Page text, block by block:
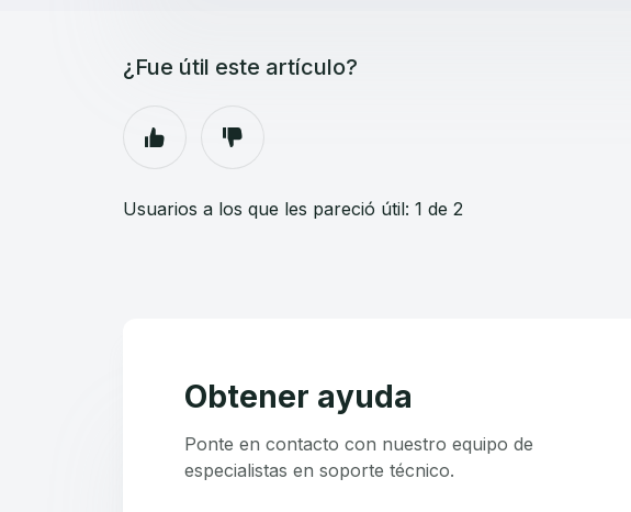
¿Fue útil este artículo?
Usuarios a los que les pareció útil: 1 de 2
Obtener ayuda
Ponte en contacto con nuestro equipo de
especialistas en soporte técnico.